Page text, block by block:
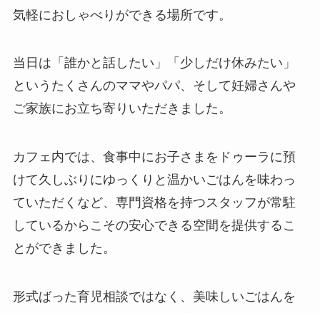
気軽におしゃべりができる場所です。
当日は「誰かと話したい」「少しだけ休みたい」
というたくさんのママやパパ、そして妊婦さんや
ご家族にお立ち寄りいただきました。
カフェ内では、食事中にお子さまをドゥーラに預
けて久しぶりにゆっくりと温かいごはんを味わっ
ていただくなど、専門資格を持つスタッフが常駐
しているからこその安心できる空間を提供するこ
とができました。
形式ばった育児相談ではなく、美味しいごはんを